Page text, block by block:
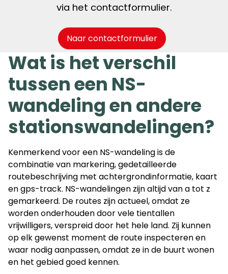
via het contactformulier.
Naar contactformulier
Wat is het verschil
tussen een NS-
wandeling en andere
stationswandelingen?
Kenmerkend voor een NS-wandeling is de
combinatie van markering, gedetailleerde
routebeschrijving met achtergrondinformatie, kaart
en gps-track. NS-wandelingen zijn altijd van a tot z
gemarkeerd. De routes zijn actueel, omdat ze
worden onderhouden door vele tientallen
vrijwilligers, verspreid door het hele land. Zij kunnen
op elk gewenst moment de route inspecteren en
waar nodig aanpassen, omdat ze in de buurt wonen
en het gebied goed kennen.